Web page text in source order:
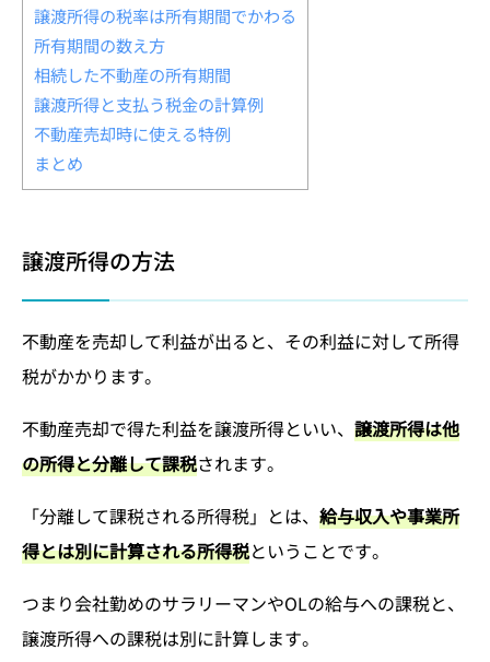
譲渡所得の税率は所有期間でかわる
所有期間の数え方
相続した不動産の所有期間
譲渡所得と支払う税金の計算例
不動産売却時に使える特例
まとめ
譲渡所得の方法
不動産を売却して利益が出ると、その利益に対して所得
税がかかります。
不動産売却で得た利益を譲渡所得といい、 譲渡所得は他
の所得と分離して課税されます。
「分離して課税される所得税」とは、 給与収入や事業所
得とは別に計算される所得税ということです。
つまり会社勤めのサラリーマンやOLの給与への課税と、
譲渡所得への課税は別に計算します。